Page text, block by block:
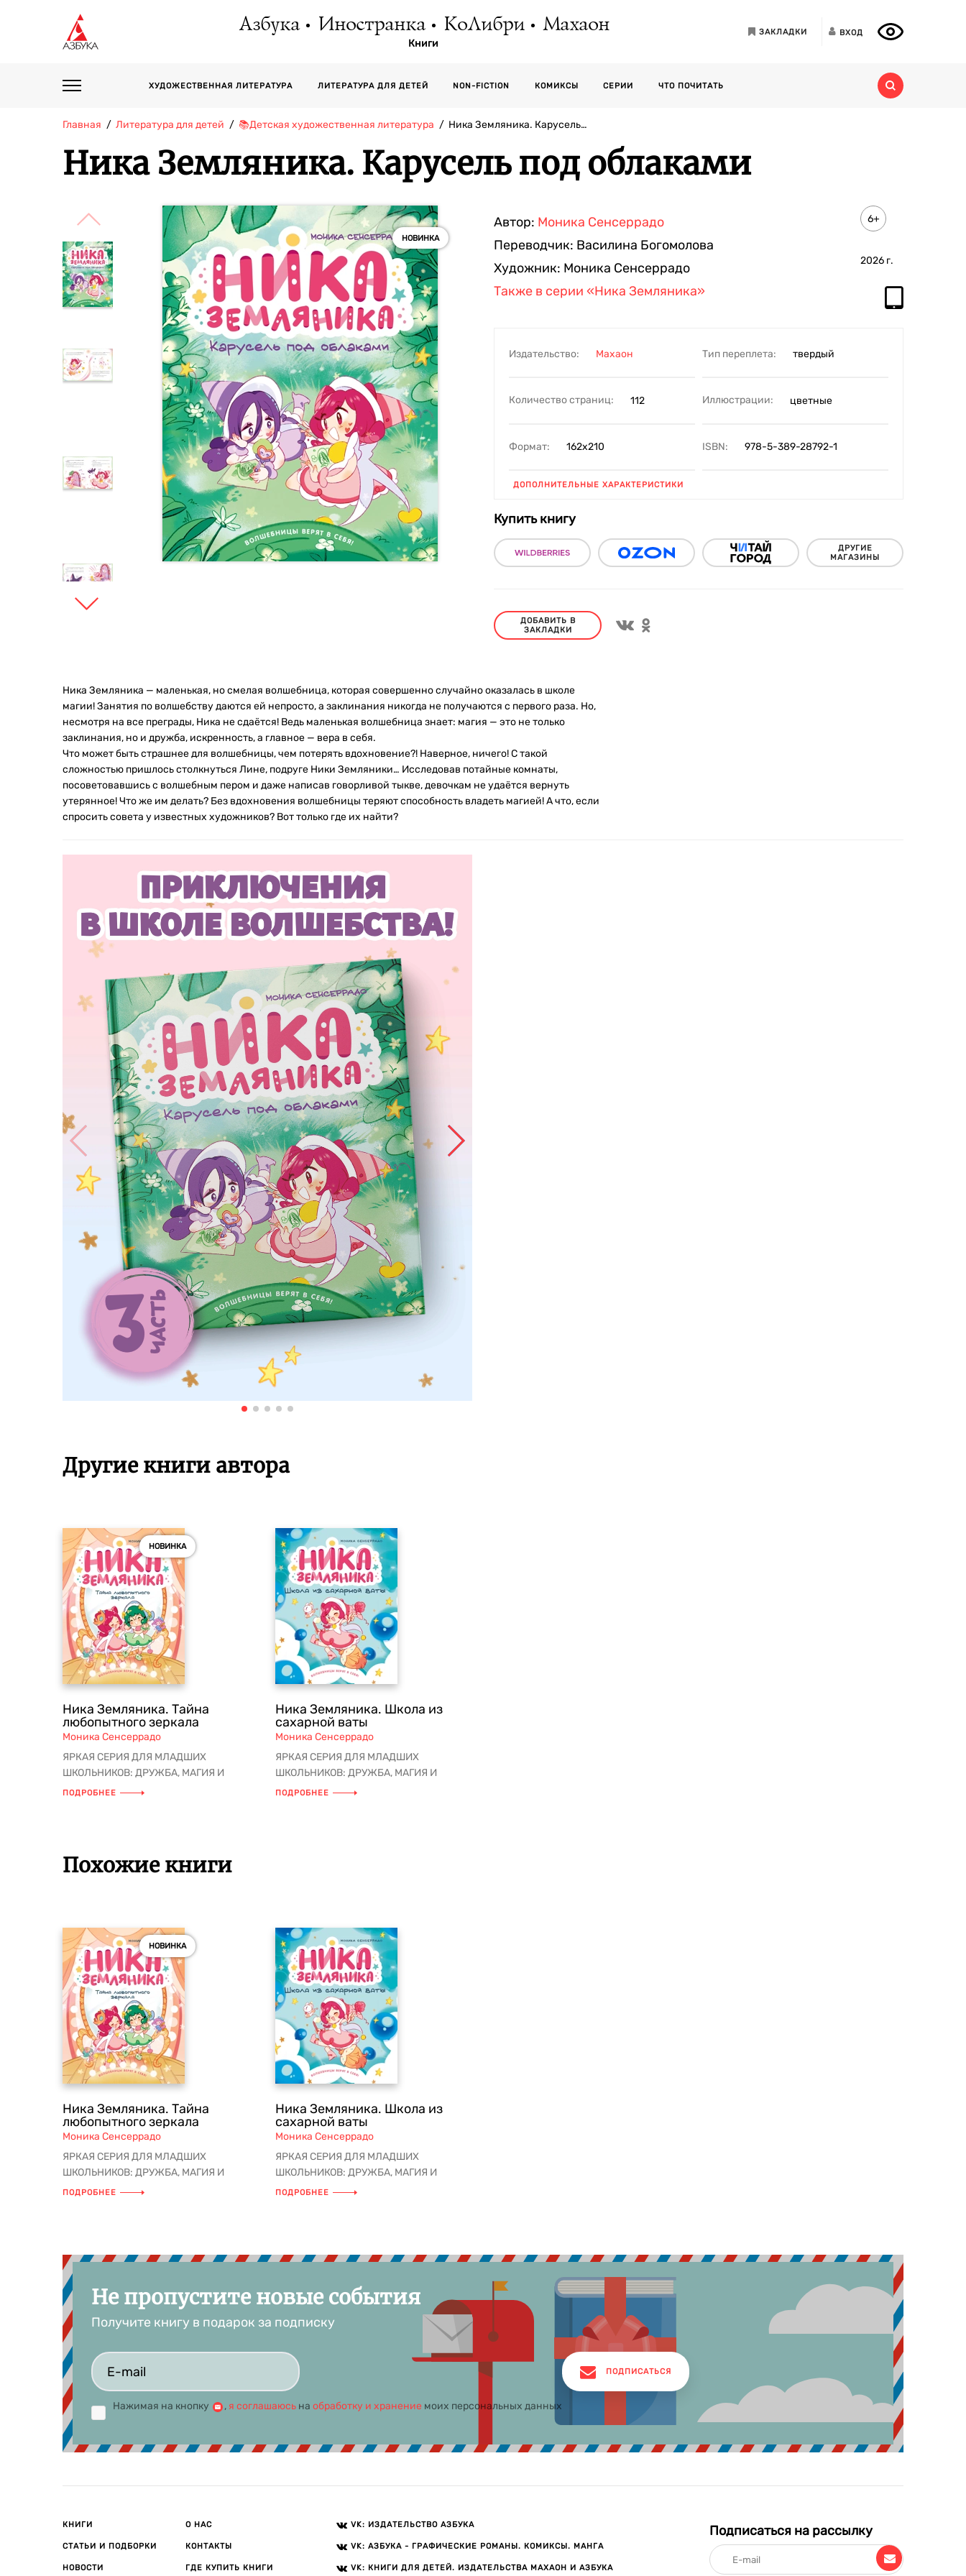
Азбука Иностранка КоЛибри Махаон
Книги
ЗАКЛАДКИ ВХОД
ХУДОЖЕСТВЕННАЯ ЛИТЕРАТУРА ЛИТЕРАТУРА ДЛЯ ДЕТЕЙ NON-FICTION КОМИКСЫ СЕРИИ ЧТО ПОЧИТАТЬ
Главная Литература для детей 📚Детская художественная литература Ника Земляника. Карусель…
Ника Земляника. Карусель под облаками
НОВИНКА
Автор: Моника Сенсеррадо
Переводчик: Василина Богомолова
Художник: Моника Сенсеррадо
6+
2026 г.
Также в серии «Ника Земляника»
Издательство: Махаон Тип переплета: твердый
Количество страниц: 112 Иллюстрации: цветные
Формат: 162х210 ISBN: 978-5-389-28792-1
ДОПОЛНИТЕЛЬНЫЕ ХАРАКТЕРИСТИКИ
Купить книгу
ДРУГИЕ
МАГАЗИНЫ
ДОБАВИТЬ В
ЗАКЛАДКИ
Ника Земляника — маленькая, но смелая волшебница, которая совершенно случайно оказалась в школе
магии! Занятия по волшебству даются ей непросто, а заклинания никогда не получаются с первого раза. Но,
несмотря на все преграды, Ника не сдаётся! Ведь маленькая волшебница знает: магия — это не только
заклинания, но и дружба, искренность, а главное — вера в себя.
Что может быть страшнее для волшебницы, чем потерять вдохновение?! Наверное, ничего! С такой
сложностью пришлось столкнуться Лине, подруге Ники Земляники… Исследовав потайные комнаты,
посоветовавшись с волшебным пером и даже написав говорливой тыкве, девочкам не удаётся вернуть
утерянное! Что же им делать? Без вдохновения волшебницы теряют способность владеть магией! А что, если
спросить совета у известных художников? Вот только где их найти?
Другие книги автора
НОВИНКА
Ника Земляника. Тайна
любопытного зеркала
Моника Сенсеррадо
ЯРКАЯ СЕРИЯ ДЛЯ МЛАДШИХ
ШКОЛЬНИКОВ: ДРУЖБА, МАГИЯ И
ВОЛШЕБНЫЕ ПРИКЛЮЧЕНИЯ! Новое
ПОДРОБНЕЕ
Ника Земляника. Школа из
сахарной ваты
Моника Сенсеррадо
ЯРКАЯ СЕРИЯ ДЛЯ МЛАДШИХ
ШКОЛЬНИКОВ: ДРУЖБА, МАГИЯ И
ВОЛШЕБНЫЕ ПРИКЛЮЧЕНИЯ! Как найти
ПОДРОБНЕЕ
Похожие книги
НОВИНКА
Ника Земляника. Тайна
любопытного зеркала
Моника Сенсеррадо
ЯРКАЯ СЕРИЯ ДЛЯ МЛАДШИХ
ШКОЛЬНИКОВ: ДРУЖБА, МАГИЯ И
ВОЛШЕБНЫЕ ПРИКЛЮЧЕНИЯ! Новое
ПОДРОБНЕЕ
Ника Земляника. Школа из
сахарной ваты
Моника Сенсеррадо
ЯРКАЯ СЕРИЯ ДЛЯ МЛАДШИХ
ШКОЛЬНИКОВ: ДРУЖБА, МАГИЯ И
ВОЛШЕБНЫЕ ПРИКЛЮЧЕНИЯ! Как найти
ПОДРОБНЕЕ
Не пропустите новые события
Получите книгу в подарок за подписку
Нажимая на кнопку , я соглашаюсь на обработку и хранение моих персональных данных
ПОДПИСАТЬСЯ
КНИГИ
СТАТЬИ И ПОДБОРКИ
НОВОСТИ
О НАС
КОНТАКТЫ
ГДЕ КУПИТЬ КНИГИ
VK: ИЗДАТЕЛЬСТВО АЗБУКА
VK: АЗБУКА - ГРАФИЧЕСКИЕ РОМАНЫ. КОМИКСЫ. МАНГА
VK: КНИГИ ДЛЯ ДЕТЕЙ. ИЗДАТЕЛЬСТВА МАХАОН И АЗБУКА
Подписаться на рассылку